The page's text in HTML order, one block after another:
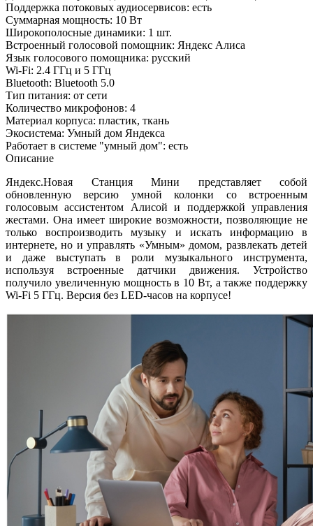
Поддержка потоковых аудиосервисов: есть
Суммарная мощность: 10 Вт
Широкополосные динамики: 1 шт.
Встроенный голосовой помощник: Яндекс Алиса
Язык голосового помощника: русский
Wi-Fi: 2.4 ГГц и 5 ГГц
Bluetooth: Bluetooth 5.0
Тип питания: от сети
Количество микрофонов: 4
Материал корпуса: пластик, ткань
Экосистема: Умный дом Яндекса
Работает в системе "умный дом": есть
Описание
Яндекс.Новая Станция Мини представляет собой
обновленную версию умной колонки со встроенным
голосовым ассистентом Алисой и поддержкой управления
жестами. Она имеет широкие возможности, позволяющие не
только воспроизводить музыку и искать информацию в
интернете, но и управлять «Умным» домом, развлекать детей
и даже выступать в роли музыкального инструмента,
используя встроенные датчики движения. Устройство
получило увеличенную мощность в 10 Вт, а также поддержку
Wi-Fi 5 ГГц. Версия без LED-часов на корпусе!